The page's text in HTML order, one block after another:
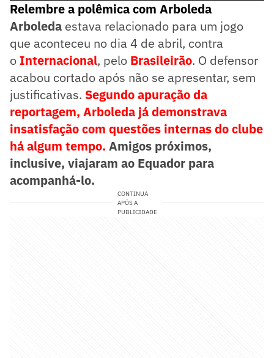
Relembre a polêmica com Arboleda
Arboleda estava relacionado para um jogo
que aconteceu no dia 4 de abril, contra
o Internacional, pelo Brasileirão. O defensor
acabou cortado após não se apresentar, sem
justificativas. Segundo apuração da
reportagem, Arboleda já demonstrava
insatisfação com questões internas do clube
há algum tempo. Amigos próximos,
inclusive, viajaram ao Equador para
acompanhá-lo.
CONTINUA
APÓS A
PUBLICIDADE